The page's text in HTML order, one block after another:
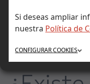
Si deseas ampliar
nuestra Política de
CONFIGURARCOOKIES